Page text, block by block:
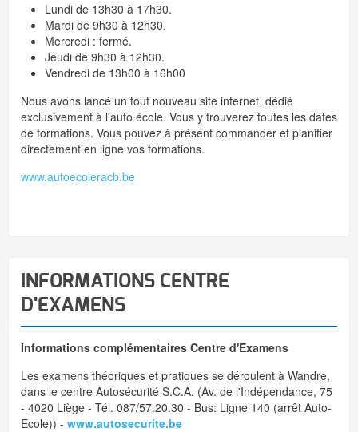
Lundi de 13h30 à 17h30.
Mardi de 9h30 à 12h30.
Mercredi : fermé.
Jeudi de 9h30 à 12h30.
Vendredi de 13h00 à 16h00
Nous avons lancé un tout nouveau site internet, dédié
exclusivement à l'auto école. Vous y trouverez toutes les dates
de formations. Vous pouvez à présent commander et planifier
directement en ligne vos formations.
www.autoecoleracb.be
INFORMATIONS CENTRE
D'EXAMENS
Informations complémentaires Centre d'Examens
Les examens théoriques et pratiques se déroulent à Wandre,
dans le centre Autosécurité S.C.A. (Av. de l'Indépendance, 75
- 4020 Liège - Tél. 087/57.20.30 - Bus: Ligne 140 (arrêt Auto-
Ecole)) - www.autosecurite.be